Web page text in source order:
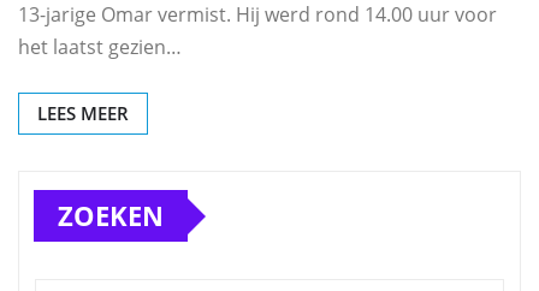
13-jarige Omar vermist. Hij werd rond 14.00 uur voor
het laatst gezien…
LEES MEER
ZOEKEN